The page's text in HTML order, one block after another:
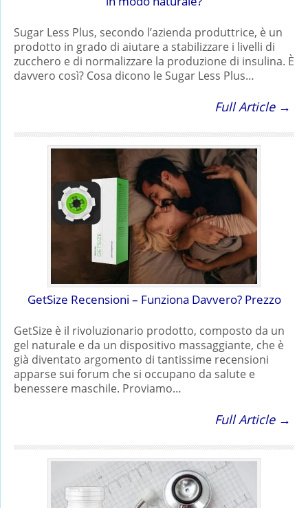
Sugar Less Plus, secondo l’azienda produttrice, è un
prodotto in grado di aiutare a stabilizzare i livelli di
zucchero e di normalizzare la produzione di insulina. È
davvero così? Cosa dicono le Sugar Less Plus…
Full Article →
GetSize Recensioni – Funziona Davvero? Prezzo
GetSize è il rivoluzionario prodotto, composto da un
gel naturale e da un dispositivo massaggiante, che è
già diventato argomento di tantissime recensioni
apparse sui forum che si occupano da salute e
benessere maschile. Proviamo…
Full Article →